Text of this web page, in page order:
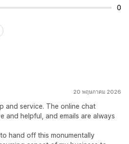
0
20 พฤษภาคม 2026
and service. The online chat
and helpful, and emails are always
hand off this monumentally